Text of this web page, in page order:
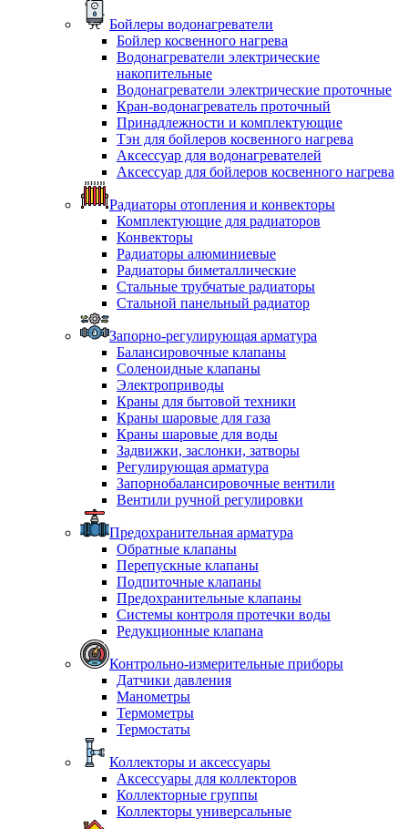
Бойлеры водонагреватели
Бойлер косвенного нагрева
Водонагреватели электрические
накопительные
Водонагреватели электрические проточные
Кран-водонагреватель проточный
Принадлежности и комплектующие
Тэн для бойлеров косвенного нагрева
Аксессуар для водонагревателей
Аксессуар для бойлеров косвенного нагрева
Радиаторы отопления и конвекторы
Комплектующие для радиаторов
Конвекторы
Радиаторы алюминиевые
Радиаторы биметаллические
Стальные трубчатые радиаторы
Стальной панельный радиатор
Запорно-регулирующая арматура
Балансировочные клапаны
Соленоидные клапаны
Электроприводы
Краны для бытовой техники
Краны шаровые для газа
Краны шаровые для воды
Задвижки, заслонки, затворы
Регулирующая арматура
Запорнобалансировочные вентили
Вентили ручной регулировки
Предохранительная арматура
Обратные клапаны
Перепускные клапаны
Подпиточные клапаны
Предохранительные клапаны
Системы контроля протечки воды
Редукционные клапана
Контрольно-измерительные приборы
Датчики давления
Манометры
Термометры
Термостаты
Коллекторы и аксессуары
Аксессуары для коллекторов
Коллекторные группы
Коллекторы универсальные